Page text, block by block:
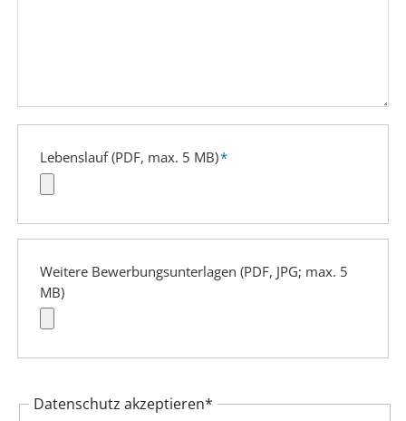
Pflichtfeld
Lebenslauf (PDF, max. 5 MB)*
Weitere Bewerbungsunterlagen (PDF, JPG; max. 5
MB)
Pflichtfeld
Datenschutz akzeptieren*